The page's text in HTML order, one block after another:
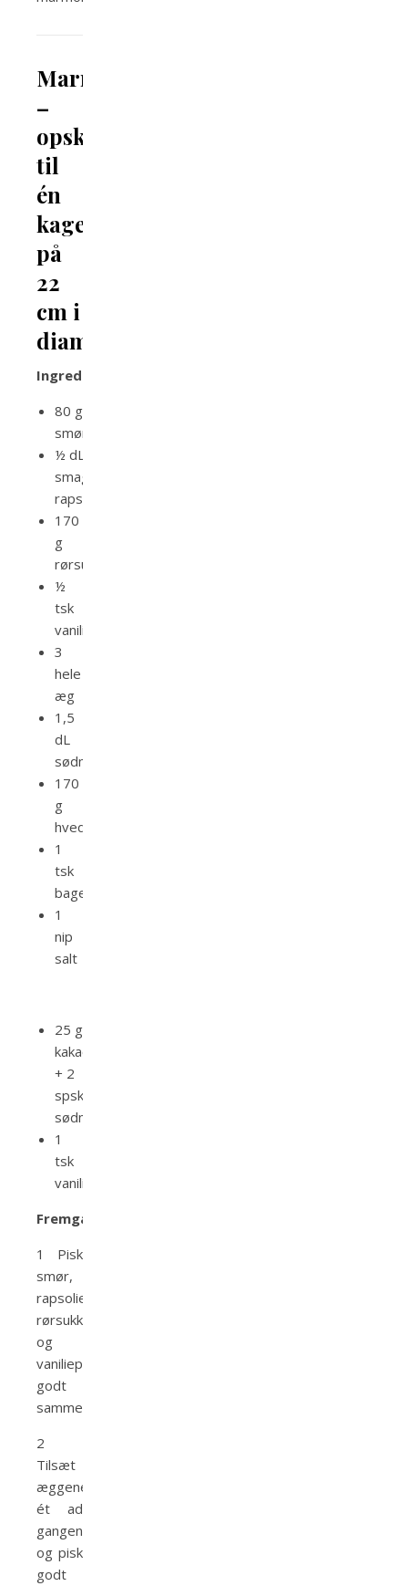
Marmorkage
–
opskrift
til
én
kage
på
22
cm i
diameter
Ingredienser
80 g
smør
½ dL
smagsneutral
rapsolie
170
g
rørsukker
½
tsk
vaniliepasta
3
hele
æg
1,5
dL
sødmælk
170
g
hvedemel
1
tsk
bagepulver
1
nip
salt
25 g
kakaopulver
+ 2
spsk
sødmælk
1
tsk
vaniliesukker
Fremgangsmåde:
1 Pisk
smør,
rapsolie,
rørsukker
og
vaniliepasta
godt
sammen.
2
Tilsæt
æggene
ét ad
gangen,
og pisk
godt